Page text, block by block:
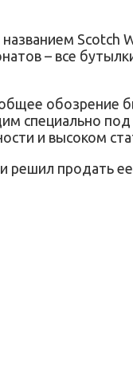
названием
– все
обозрение
специально под
и высоком
решил продать